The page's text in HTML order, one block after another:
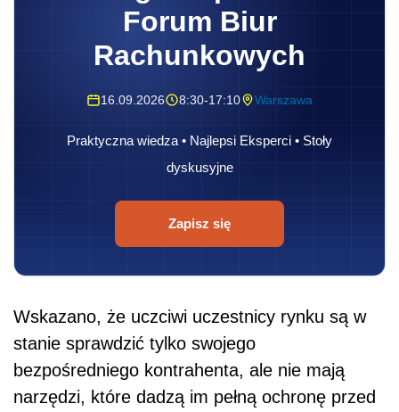
Forum Biur
Rachunkowych
16.09.2026 8:30-17:10 Warszawa
Praktyczna wiedza • Najlepsi Eksperci • Stoły
dyskusyjne
Zapisz się
Wskazano, że uczciwi uczestnicy rynku są w
stanie sprawdzić tylko swojego
bezpośredniego kontrahenta, ale nie mają
narzędzi, które dadzą im pełną ochronę przed